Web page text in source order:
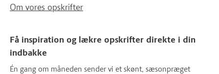
Om vores opskrifter
Få inspiration og lækre opskrifter direkte i din
indbakke
Én gang om måneden sender vi et skønt, sæsonpræget